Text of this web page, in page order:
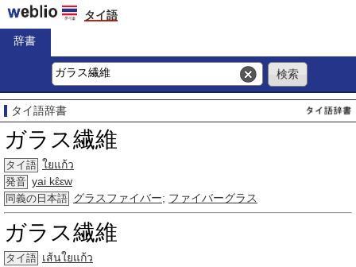
タイ語
辞書
タイ語辞書
ガラス繊維
タイ語 ใยแก้ว
発音 yai kɛ̂ɛw
同義の日本語 グラスファイバー; ファイバーグラス
ガラス繊維
タイ語 เส้นใยแก้ว